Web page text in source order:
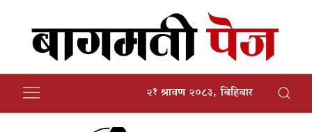
२१ श्रावण २०८३, बिहिबार